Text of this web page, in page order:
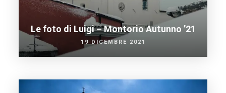
Le foto di Luigi – Montorio Autunno ’21
19 DICEMBRE 2021